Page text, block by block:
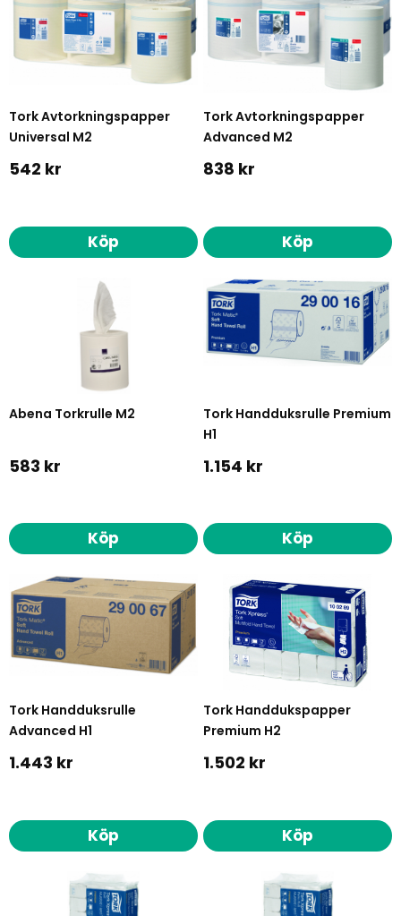
Tork Avtorkningspapper
Universal M2
542 kr
Köp
Tork Avtorkningspapper
Advanced M2
838 kr
Köp
Abena Torkrulle M2
583 kr
Köp
Tork Handduksrulle Premium
H1
1.154 kr
Köp
Tork Handduksrulle
Advanced H1
1.443 kr
Köp
Tork Handdukspapper
Premium H2
1.502 kr
Köp